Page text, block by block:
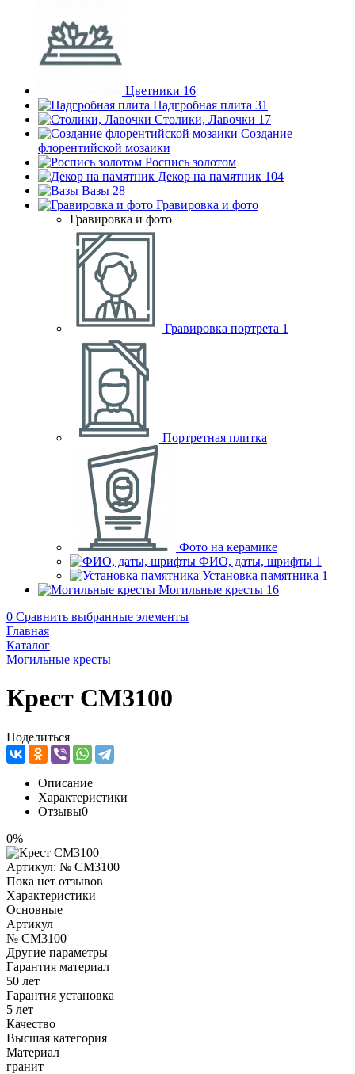
Цветники 16
Надгробная плита 31
Столики, Лавочки 17
Создание
флорентийской мозаики
Роспись золотом
Декор на памятник 104
Вазы 28
Гравировка и фото
Гравировка и фото
Гравировка портрета 1
Портретная плитка
Фото на керамике
ФИО, даты, шрифты 1
Установка памятника 1
Могильные кресты 16
0 Сравнить выбранные элементы
Главная
Каталог
Могильные кресты
Крест CM3100
Поделиться
Описание
Характеристики
Отзывы0
0%
Артикул: № CM3100
Пока нет отзывов
Характеристики
Основные
Артикул
№ CM3100
Другие параметры
Гарантия материал
50 лет
Гарантия установка
5 лет
Качество
Высшая категория
Материал
гранит